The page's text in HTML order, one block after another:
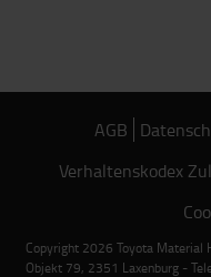
AGB
Verhaltenskodex
Copyright 2026 Toyota Material
Objekt 79, 2351 Laxenburg -